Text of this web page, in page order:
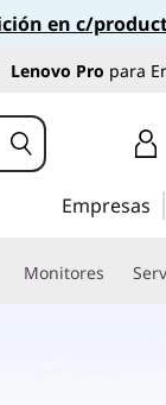
en c/
Lenovo Pro para
Empresas
Monitores